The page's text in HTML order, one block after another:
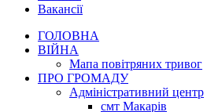
Вакансії
ГОЛОВНА
ВІЙНА
Мапа повітряних тривог
ПРО ГРОМАДУ
Aдміністративний центр
смт Макарів